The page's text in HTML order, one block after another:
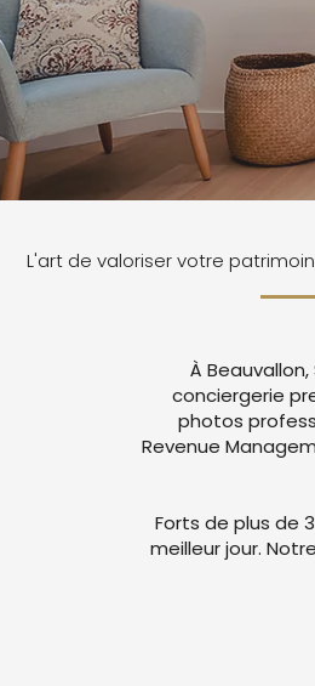
L'art de valoriser votre
À
conciergerie
photos
Revenue
Forts de plus de
meilleur jour.